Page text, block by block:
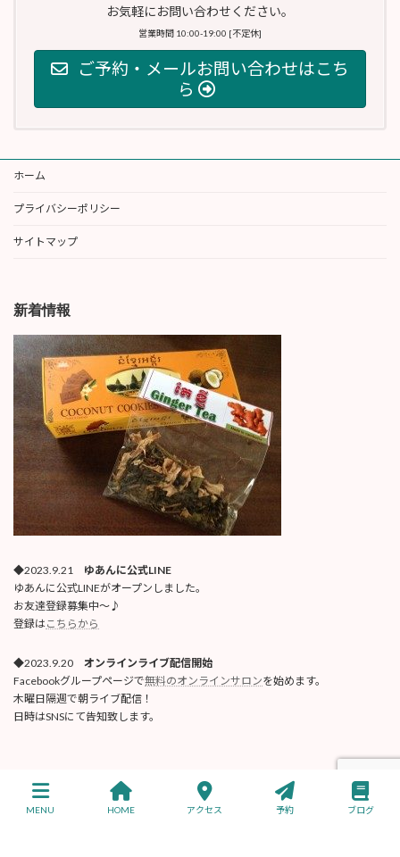
お気軽にお問い合わせください。
営業時間 10:00-19:00 [不定休]
ご予約・メールお問い合わせはこち
ら
ホーム
プライバシーポリシー
サイトマップ
新着情報
◆2023.9.21 ゆあんに公式LINE
ゆあんに公式LINEがオープンしました。
お友達登録募集中〜♪
登録はこちらから
◆2023.9.20 オンラインライブ配信開始
Facebookグループページで無料のオンラインサロンを始めます。
木曜日隔週で朝ライブ配信！
日時はSNSにて告知致します。
MENU HOME アクセス 予約 ブログ